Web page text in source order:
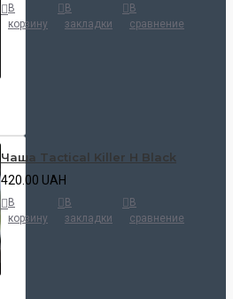
В
корзину
В
закладки
В
сравнение
Чаша Tactical Killer H Black
420.00 UAH
В
корзину
В
закладки
В
сравнение